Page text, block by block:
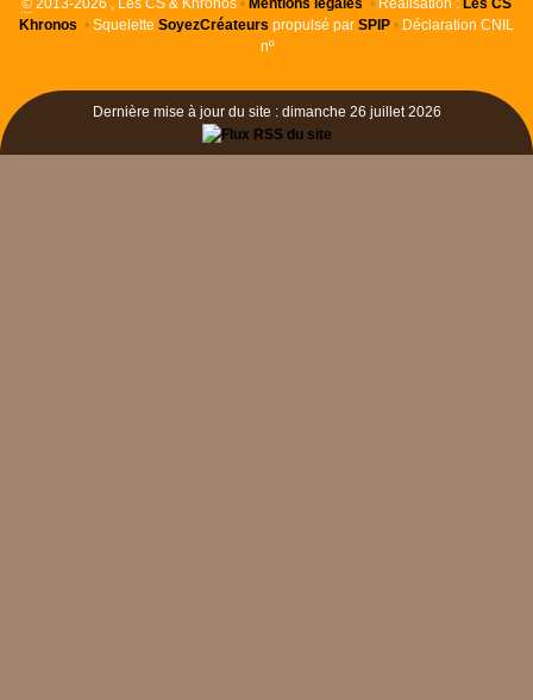
© 2013-2026 , Les CS & Khronos • Mentions légales • Réalisation : Les CS
Khronos • Squelette SoyezCréateurs propulsé par SPIP • Déclaration CNIL
nº
Dernière mise à jour du site : dimanche 26 juillet 2026